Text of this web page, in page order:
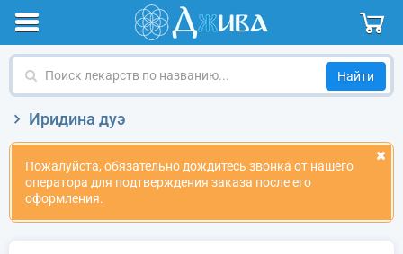
Поиск
названию
Иридина дуэ
Пожалуйста, обязательно дождитесь звонка от нашего
оператора для подтверждения заказа после его
оформления.